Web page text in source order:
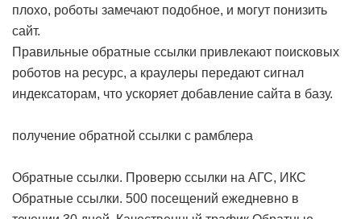
плохо, роботы замечают подобное, и могут понизить
сайт.
Правильные обратные ссылки привлекают поисковых
роботов на ресурс, а краулеры передают сигнал
индексаторам, что ускоряет добавление сайта в базу.
получение обратной ссылки с рамблера
Обратные ссылки. Проверю ссылки на АГС, ИКС
Обратные ссылки. 500 посещений ежедневно в